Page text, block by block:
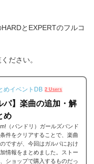
とEXPERTのフルコ
ださい。
めイベントDB 2 Users
パ】楽曲の追加・解
め
（バンドリ）ガールズバンド
件をクリアすることで、楽曲
ですが、今回はガルパにおけ
情報をまとめました。ストー
ショップで購入するものだっ